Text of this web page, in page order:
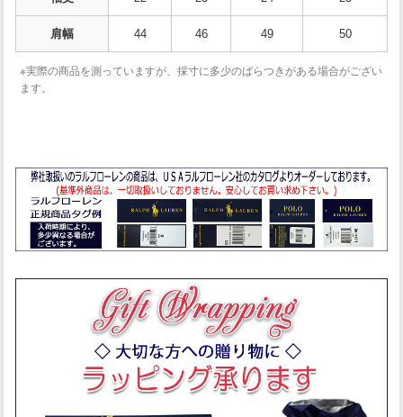
肩幅 44 46 49 50
※実際の商品を測っていますが、採寸に多少のばらつきがある場合がござい
ます。